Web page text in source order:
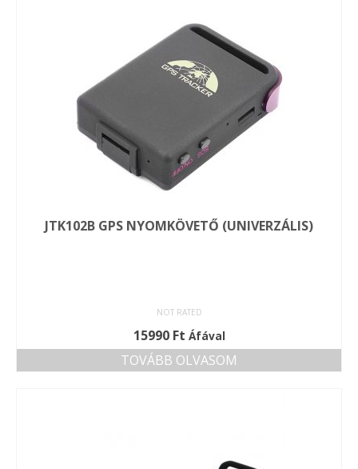
több
variációja
van.
A
változatok
termékoldalon
választhatók
ki
JTK102B GPS NYOMKÖVETŐ (UNIVERZÁLIS)
NOT RATED
15990 Ft Áfával
TOVÁBB OLVASOM